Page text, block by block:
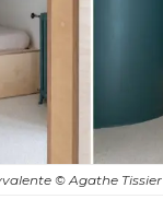
© Agathe Tissier